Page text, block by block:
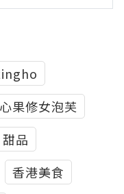
果修女泡芙
甜品
香港美食